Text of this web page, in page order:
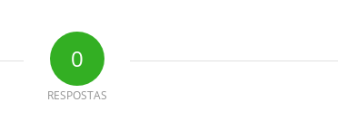
0
RESPOSTAS